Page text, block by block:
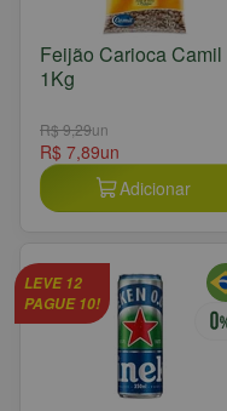
Feijão Carioca Camil
1Kg
R$ 9,29un
R$ 7,89un
Adicionar
LEVE 12
PAGUE 10!